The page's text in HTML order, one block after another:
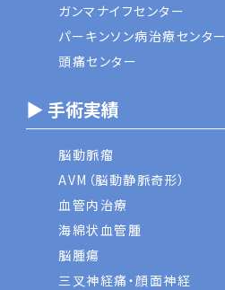
ガンマナイフセンター
パーキンソン病治療センター
頭痛センター
▶ 手術実績
脳動脈瘤
AVM（脳動静脈奇形）
血管内治療
海綿状血管腫
脳腫瘍
三叉神経痛・顔面神経